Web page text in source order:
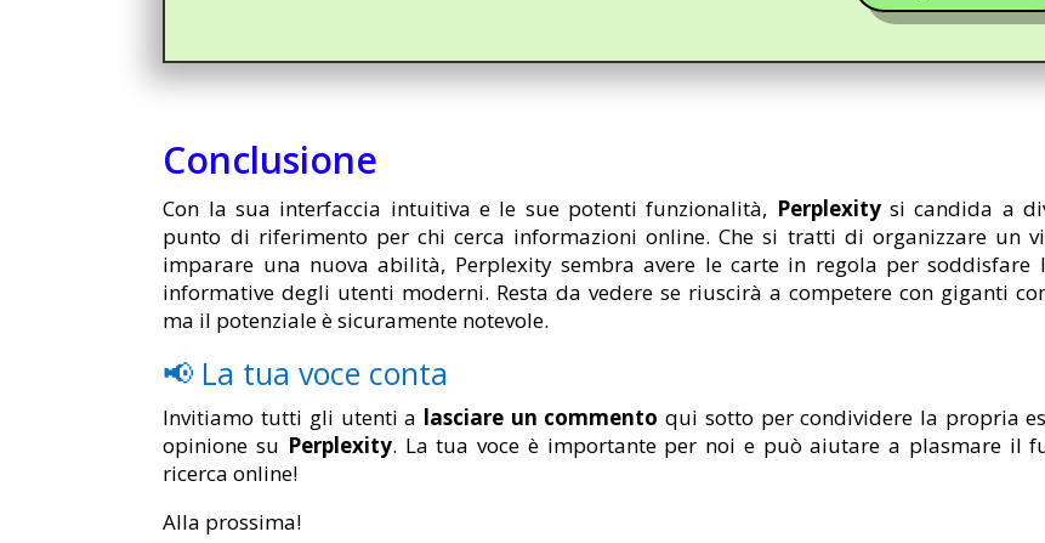
Conclusione
Con la sua interfaccia intuitiva e le sue potenti funzionalità, Perplexitysi candida a
punto di riferimento per chi cerca informazioni online. Che si tratti di organizzare un
imparare una nuova abilità, Perplexity sembra avere le carte in regola per soddisfare
informative degli utenti moderni. Resta da vedere se riuscirà a competere con giganti
ma il potenziale è sicuramente notevole.
📢 La tua voce conta
Invitiamo tutti gli utenti a lasciare un commento qui sotto per condividere la propria
opinione su Perplexity. La tua voce è importante per noi e può aiutare a plasmare il
ricerca online!
Alla prossima!